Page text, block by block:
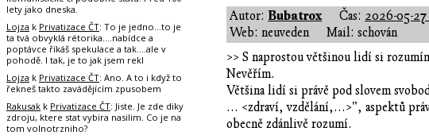
Autor: Bubatrox Čas: 2026-05-
Web: neuveden
Mail: schován
>> S naprostou většinou lidí si
Nevěřím.
Většina lidí si právě pod slovem
... <zdraví, vzdělání,...>", aspektů
obecně zdánlivě rozumí.
lety jako dneska.
Lojza k Privatizace ČT: To je jedno...to je
ta tvá obvyklá rétorika....nabídce a
poptávce říkáš spekulace a tak....ale v
pohodě. I tak, je to jak jsem rekl
Lojza k Privatizace ČT: Ano. A to i když to
řekneš takto zavádějícím zpusobem
Rakusak k Privatizace ČT: Jiste. Je zde diky
zdroju, ktere stat vybira nasilim. Co je na
tom volnotrzniho?